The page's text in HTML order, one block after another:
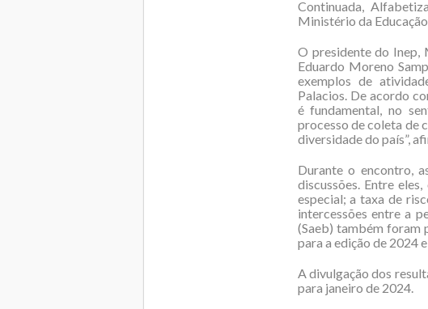
Continuada,
Ministério da
O presidente do Inep,
Eduardo Moreno
exemplos de
Palacios. De acordo
é fundamental, no
processo de coleta de
diversidade do país”,
Durante o encontro,
discussões. Entre
especial; a taxa de
intercessões entre a
(Saeb) também foram
para a edição de 2024
A divulgação dos
para janeiro de 2024.